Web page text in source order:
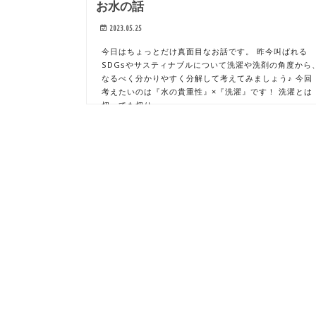
お水の話
2023.05.25
今日はちょっとだけ真面目なお話です。 昨今叫ばれる
SDGsやサスティナブルについて洗濯や洗剤の角度から
なるべく分かりやすく分解して考えてみましょう♪ 今回
考えたいのは『水の貴重性』×『洗濯』です！ 洗濯とは
切っても切り…